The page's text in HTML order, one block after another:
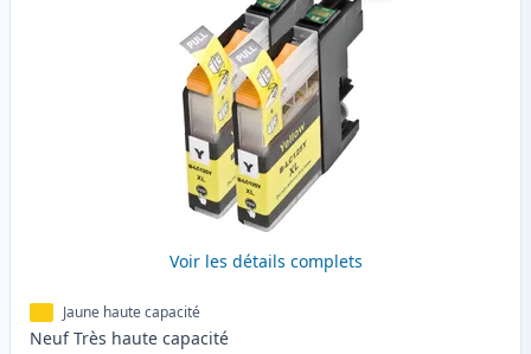
Voir les détails complets
Jaune haute capacité
Neuf Très haute capacité